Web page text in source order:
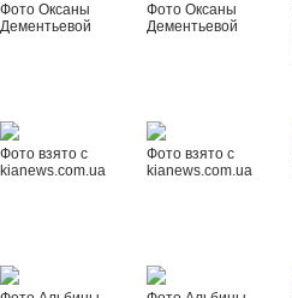
Фото Оксаны
Дементьевой
Фото Оксаны
Дементьевой
Фото взято с
kianews.com.ua
Фото взято с
kianews.com.ua